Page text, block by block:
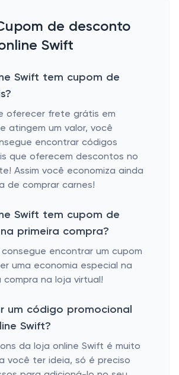
de desconto
Swift
Swift tem cupom de
oferecer frete grátis em
atingem um valor, você
encontrar códigos
que oferecem descontos no
Assim você economiza ainda
de comprar carnes!
Swift tem cupom de
primeira compra?
consegue encontrar um cupom
uma economia especial na
compra na loja virtual!
um código promocional
Swift?
da loja online Swift é muito
você ter ideia, só é preciso